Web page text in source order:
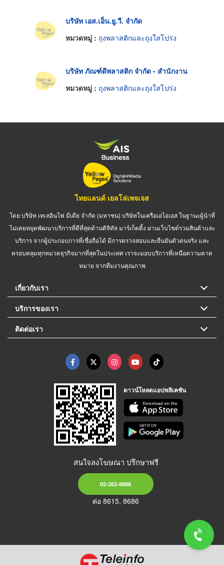
บริษัท เอส.เอ็น.ยู.วี. จำกัด
หมวดหมู่ : ถุงพลาสติกและถุงใสโปร่ง
บริษัท ภัณฑ์ดีพลาสติก จำกัด - สำนักงาน
หมวดหมู่ : ถุงพลาสติกและถุงใสโปร่ง
ไทยแลนด์ เยลโล่เพจเจส
โดย บริษัท เทเลอินโฟ มีเดีย จำกัด (มหาชน) บริษัทในเครือเอไอเอส ในฐานะผู้นำที่
ไม่เคยหยุดพัฒนาบริการที่ดีที่สุดด้านดิจิทัล มาร์เก็ตติ้ง ผ่านเว็บไซต์รวมสินค้าและ
บริการ จากผู้ประกอบการที่เชื่อถือได้ มีการตรวจสอบและยืนยันตัวตนจริง และ
ครอบคลุมทุกหมวดธุรกิจมากที่สุดในประเทศ เราจะมอบบริการที่เหนือความคาด
หมาย จากทีมงานคุณภาพ
เกี่ยวกับเรา
บริการของเรา
ติดต่อเรา
ดาวน์โหลดแอปพลิเคชัน
สนใจลงโฆษณา ปรึกษาฟรี
02-262-8888
ต่อ 8615, 8686